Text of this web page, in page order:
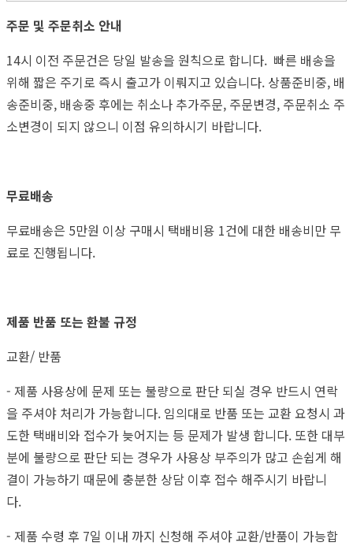
주문 및 주문취소 안내
14시 이전 주문건은 당일 발송을 원칙으로 합니다. 빠른 배송을
위해 짧은 주기로 즉시 출고가 이뤄지고 있습니다. 상품준비중, 배
송준비중, 배송중 후에는 취소나 추가주문, 주문변경, 주문취소 주
소변경이 되지 않으니 이점 유의하시기 바랍니다.
무료배송
무료배송은 5만원 이상 구매시 택배비용 1건에 대한 배송비만 무
료로 진행됩니다.
제품 반품 또는 환불 규정
교환/ 반품
- 제품 사용상에 문제 또는 불량으로 판단 되실 경우 반드시 연락
을 주셔야 처리가 가능합니다. 임의대로 반품 또는 교환 요청시 과
도한 택배비와 접수가 늦어지는 등 문제가 발생 합니다. 또한 대부
분에 불량으로 판단 되는 경우가 사용상 부주의가 많고 손쉽게 해
결이 가능하기 때문에 충분한 상담 이후 접수 해주시기 바랍니
다.
- 제품 수령 후 7일 이내 까지 신청해 주셔야 교환/반품이 가능합